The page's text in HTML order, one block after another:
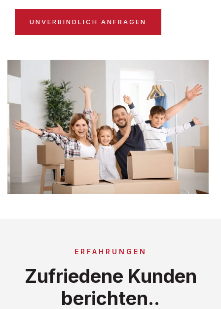
UNVERBINDLICH ANFRAGEN
ERFAHRUNGEN
Zufriedene Kunden
berichten..